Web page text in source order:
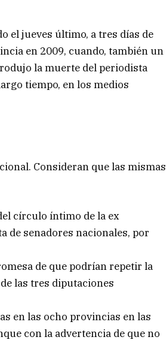
el jueves último, a tres días de
en 2009, cuando, también un
la muerte del periodista
tiempo, en los medios
Consideran que las mismas
círculo íntimo de la ex
de senadores nacionales, por
de que podrían repetir la
las tres diputaciones
en las ocho provincias en las
con la advertencia de que no